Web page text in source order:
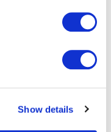
Show details